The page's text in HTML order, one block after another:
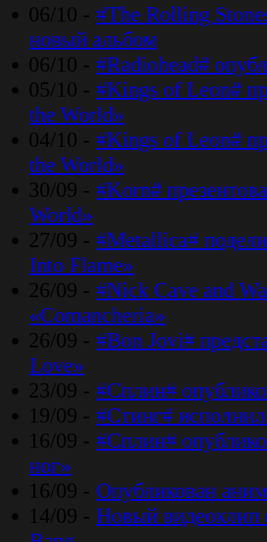
06/10 - #The Rolling
новый альбом
06/10 - #Radiohead#
05/10 - #Kings of Leon#
the World»
04/10 - #Kings of Leon#
the World»
30/09 - #Korn#
World»
27/09 - #Metallica#
Into Flame»
26/09 - #Nick Cave and
«Comancheria»
26/09 - #Bon Jovi#
Love»
23/09 - #Сплин#
19/09 - #Стинг#
16/09 - #Сплин#
ног»
16/09 - Опубликован
14/09 - Новый видеоклип